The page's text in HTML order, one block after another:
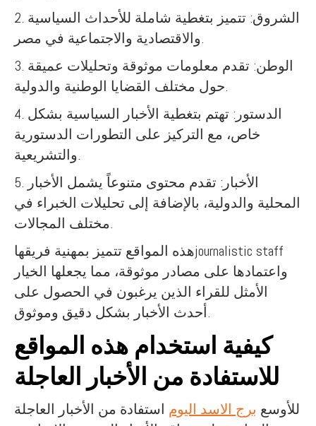
2. الشروق: تتميز بتغطية شاملة للأحداث السياسية
والاقتصادية والاجتماعية في مصر.
3. الوطن: تقدم معلومات موثوقة وتحليلات عميقة
حول مختلف القضايا الوطنية والدولية.
4. الدستور: تهتم بتغطية الأخبار السياسية بشكل
خاص، مع التركيز على التطورات الدستورية
والتشريعية.
5. الأخبار: تقدم محتوى متنوعاً يشمل الأخبار
المحلية والدولية، بالإضافة إلى تحليلات الخبراء في
مختلف المجالات.
هذه المواقع تتميز بمهنية فريقهاjournalistic staff
واعتمادها على مصادر موثوقة، مما يجعلها الخيار
الأمثل للقراء الذين يرغبون في الحصول على
أحدث الأخبار بشكل دقيق وموثوق.
كيفية استخدام هذه المواقع
للاستفادة من الأخبار العاجلة
للأوسع برج الاسد اليوم استفادة من الأخبار العاجلة